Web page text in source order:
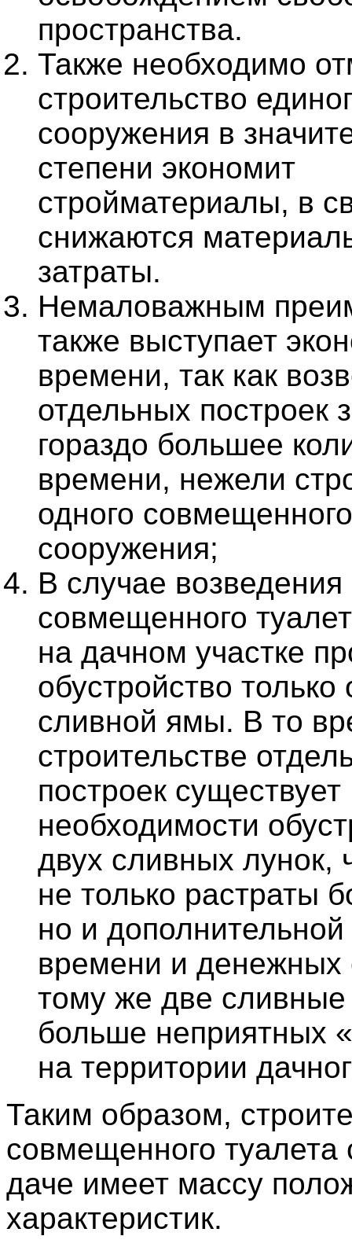
пространства.
Также необходимо
строительство
сооружения в
степени экономит
стройматериалы, в
снижаются
затраты.
Немаловажным
также выступает
времени, так как
отдельных построек
гораздо большее
времени, нежели
одного совмещенного
сооружения;
В случае возведения
совмещенного
на дачном участке
обустройство только
сливной ямы. В то
строительстве
построек существует
необходимости
двух сливных лунок,
не только растраты
но и
времени и денежных
тому же две
больше неприятных
на территории
Таким образом,
совмещенного
даче имеет массу
характеристик.